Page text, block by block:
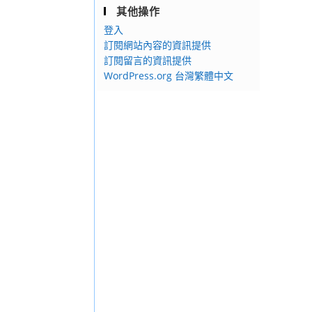
其他操作
登入
訂閱網站內容的資訊提供
訂閱留言的資訊提供
WordPress.org 台灣繁體中文